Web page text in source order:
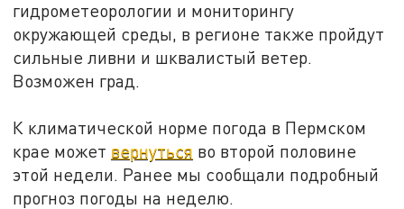
гидрометеорологии и мониторингу
окружающей среды, в регионе также пройдут
сильные ливни и шквалистый ветер.
Возможен град.
К климатической норме погода в Пермском
крае может вернуться во второй половине
этой недели. Ранее мы сообщали подробный
прогноз погоды на неделю.